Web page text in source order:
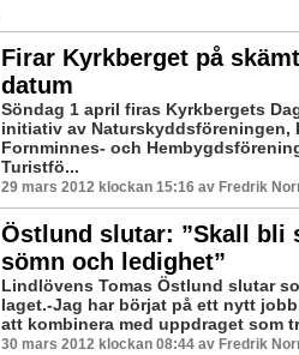
Firar Kyrkberget på
datum
Söndag 1 april firas Kyrkbergets
initiativ av Naturskyddsföreningen,
Fornminnes- och
Turistfö...
29 mars 2012 klockan 15:16 av Fredrik
Östlund slutar: ”Skall bli
sömn och ledighet”
Lindlövens Tomas Östlund slutar
laget.-Jag har börjat på ett nytt
att kombinera med uppdraget som
30 mars 2012 klockan 08:44 av Fredrik